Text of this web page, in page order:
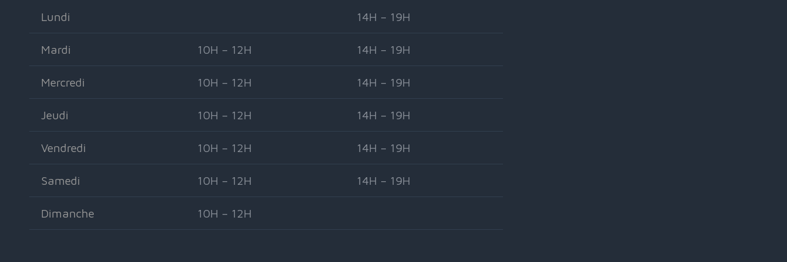
Lundi 14H – 19H
Mardi 10H – 12H 14H – 19H
Mercredi 10H – 12H 14H – 19H
Jeudi 10H – 12H 14H – 19H
Vendredi 10H – 12H 14H – 19H
Samedi 10H – 12H 14H – 19H
Dimanche 10H – 12H